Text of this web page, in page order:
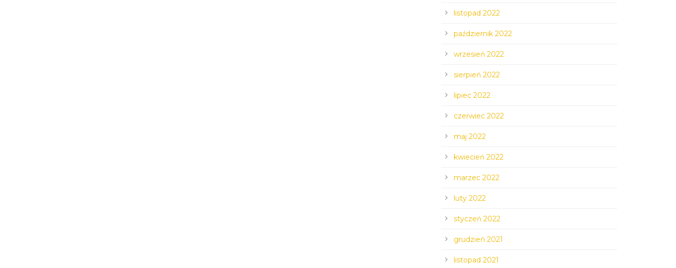
listopad 2022
październik 2022
wrzesień 2022
sierpień 2022
lipiec 2022
czerwiec 2022
maj 2022
kwiecień 2022
marzec 2022
luty 2022
styczeń 2022
grudzień 2021
listopad 2021